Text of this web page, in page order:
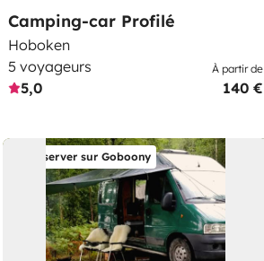
Camping-car Profilé
Hoboken
5 voyageurs
5,0
À partir de
140 €
Réserver sur Goboony